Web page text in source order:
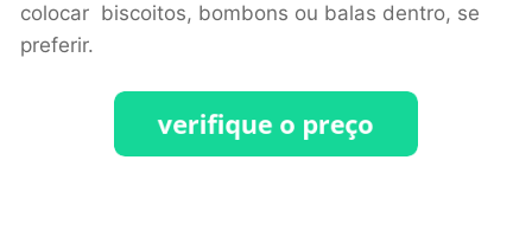
colocar biscoitos, bombons ou balas dentro, se
preferir.